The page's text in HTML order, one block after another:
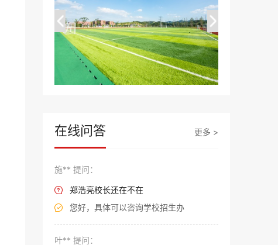
在线问答 更多 >
施** 提问：
 郑浩亮校长还在不在
 您好，具体可以咨询学校招生办
叶** 提问：